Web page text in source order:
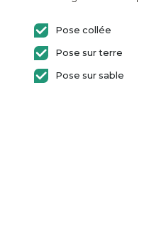
Pose collée
Pose sur terre
Pose sur sable